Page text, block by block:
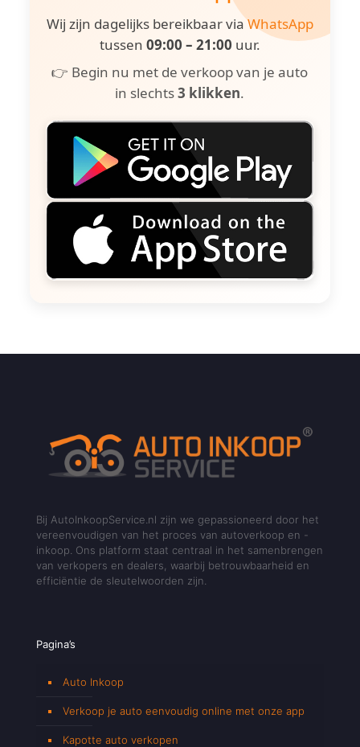
Wij zijn dagelijks bereikbaar viaWhatsApp
tussen 09:00 – 21:00 uur.
👉 Begin nu met de verkoop van je auto
in slechts3 klikken.
Bij AutoInkoopService.nl zijn we gepassioneerd door het
vereenvoudigen van het proces van autoverkoop en -
inkoop. Ons platform staat centraal in het samenbrengen
van verkopers en dealers, waarbij betrouwbaarheid en
efficiëntie de sleutelwoorden zijn.
Pagina’s
Auto Inkoop
Verkoop je auto eenvoudig online met onze app
Kapotte auto verkopen